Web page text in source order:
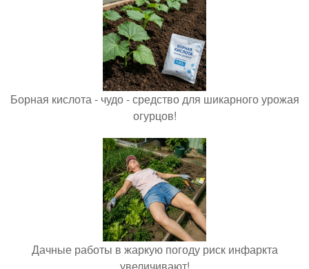
Борная кислота - чудо - средство для шикарного урожая
огурцов!
Дачные работы в жаркую погоду риск инфаркта